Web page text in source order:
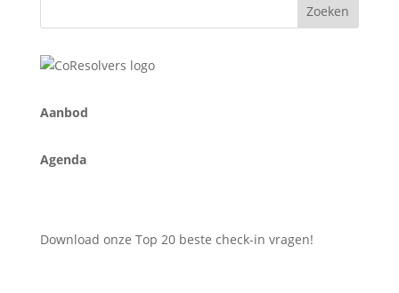
Aanbod
Agenda
Download onze Top 20 beste check-in vragen!